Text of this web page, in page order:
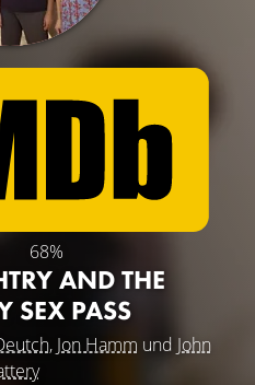
68%
AND THE
SEX PASS
, Jon Hamm und John